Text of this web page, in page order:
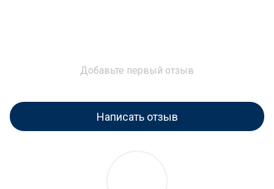
Добавьте первый отзыв
Написать отзыв